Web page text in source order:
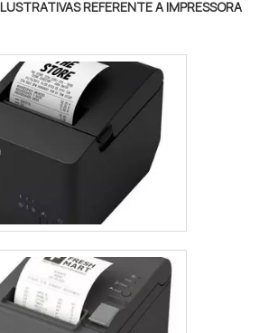
EM FAZER A MANUTENÇÃO DE
atende todos os tipos de
os quais estão os seguintes:
REFERENTE A IMPRESSORA